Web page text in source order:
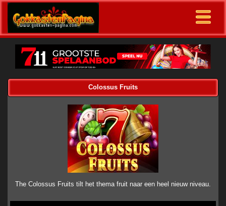
Colossus Fruits
The Colossus Fruits tilt het thema fruit naar een heel nieuw niveau.